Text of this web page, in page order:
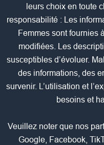
leurs choix en toute
responsabilité : Les
Femmes sont fournies
modifiées. Les
susceptibles d’évoluer.
des informations, des
survenir. L’utilisation et
besoins et
Veuillez noter que nos
Google, Facebook,